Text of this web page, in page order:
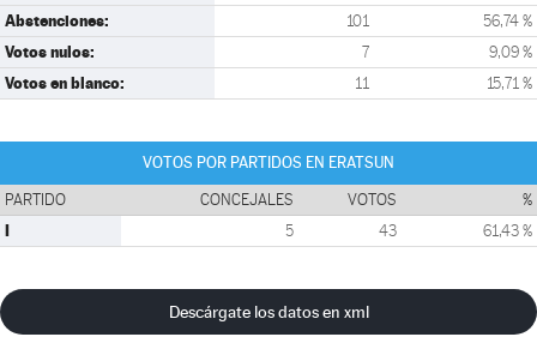
Abstenciones: 101 56,74 %
Votos nulos: 7 9,09 %
Votos en blanco: 11 15,71 %
VOTOS POR PARTIDOS EN ERATSUN
PARTIDO CONCEJALES VOTOS %
I 5 43 61,43 %
Descárgate los datos en xml